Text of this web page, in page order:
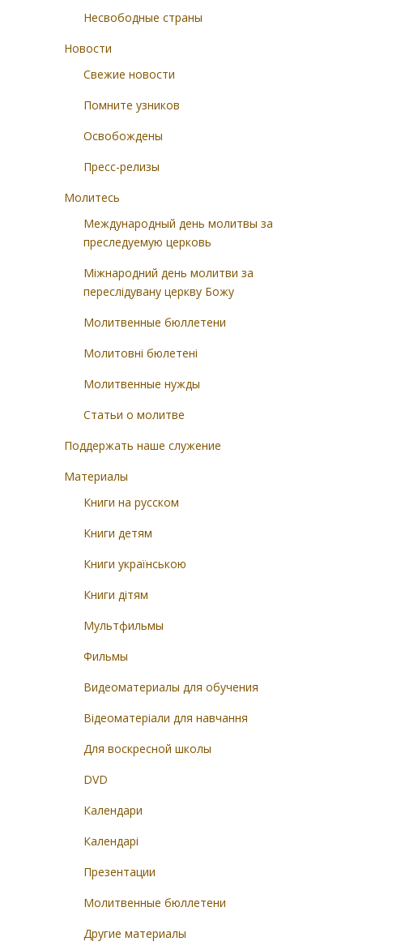
Несвободные страны
Новости
Свежие новости
Помните узников
Освобождены
Пресс-релизы
Молитесь
Международный день молитвы за
преследуемую церковь
Міжнародний день молитви за
переслідувану церкву Божу
Молитвенные бюллетени
Молитовні бюлетені
Молитвенные нужды
Статьи о молитве
Поддержать наше служение
Материалы
Книги на русском
Книги детям
Книги українською
Книги дітям
Мультфильмы
Фильмы
Видеоматериалы для обучения
Відеоматеріали для навчання
Для воскресной школы
DVD
Календари
Календарі
Презентации
Молитвенные бюллетени
Другие материалы